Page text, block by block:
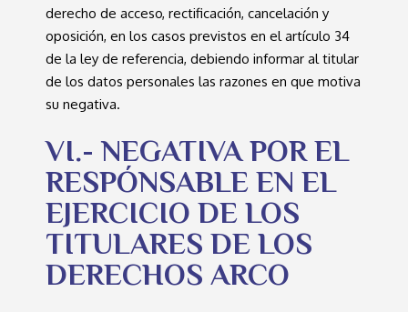
derecho de acceso, rectificación, cancelación y
oposición, en los casos previstos en el artículo 34
de la ley de referencia, debiendo informar al titular
de los datos personales las razones en que motiva
su negativa.
VI.- NEGATIVA POR EL
RESPÓNSABLE EN EL
EJERCICIO DE LOS
TITULARES DE LOS
DERECHOS ARCO